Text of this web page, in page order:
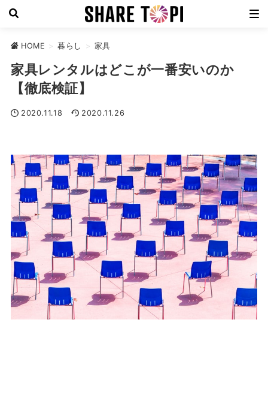
HOME > 暮らし > 家具
家具レンタルはどこが一番安いのか
【徹底検証】
2020.11.18 2020.11.26